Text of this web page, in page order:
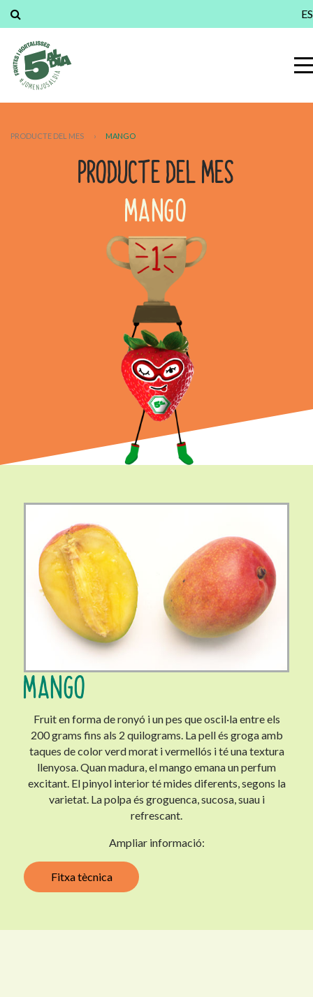
ES
PRODUCTE DEL MES › MANGO
PRODUCTE DEL MES
MANGO
MANGO
Fruit en forma de ronyó i un pes que oscil·la entre els
200 grams fins als 2 quilograms. La pell és groga amb
taques de color verd morat i vermellós i té una textura
llenyosa. Quan madura, el mango emana un perfum
excitant. El pinyol interior té mides diferents, segons la
varietat. La polpa és groguenca, sucosa, suau i
refrescant.
Ampliar informació:
Fitxa tècnica